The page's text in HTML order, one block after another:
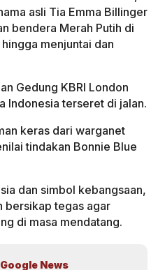
asli Tia Emma Billinger
bendera Merah Putih di
menjuntai dan
Gedung KBRI London
Indonesia terseret di jalan.
keras dari warganet
tindakan Bonnie Blue
dan simbol kebangsaan,
bersikap tegas agar
di masa mendatang.
Google News